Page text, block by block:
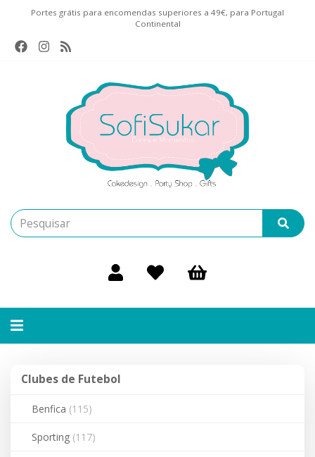
Portes grátis para encomendas superiores a 49€, para Portugal
Continental
Alternar
Clubes de Futebol
Benfica (115)
Sporting (117)